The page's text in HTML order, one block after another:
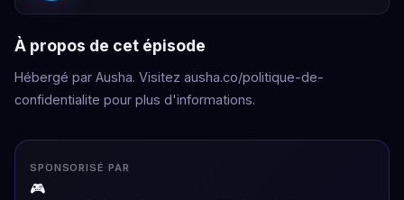
À propos de cet épisode
Hébergé par Ausha. Visitez ausha.co/politique-de-
confidentialite pour plus d'informations.
SPONSORISÉ PAR
🎮